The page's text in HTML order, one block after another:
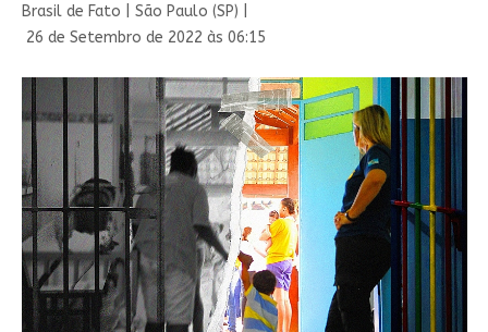
Brasil de Fato | São Paulo (SP) |
26 de Setembro de 2022 às 06:15